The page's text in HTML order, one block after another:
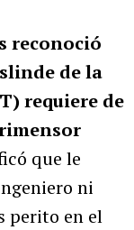
reconoció
de la
requiere de
que le
ni
perito en el